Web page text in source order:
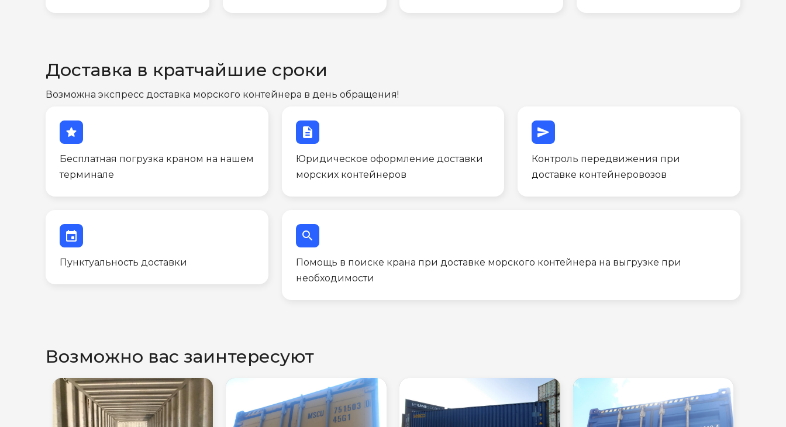
Доставка в кратчайшие сроки
Возможна экспресс доставка морского контейнера в день обращения!
star
Бесплатная погрузка краном на нашем
терминале
description
Юридическое оформление доставки
морских контейнеров
send
Контроль передвижения при
доставке контейнеровозов
event
Пунктуальность доставки
search
Помощь в поиске крана при доставке морского контейнера на выгрузке при
необходимости
Возможно вас заинтересуют